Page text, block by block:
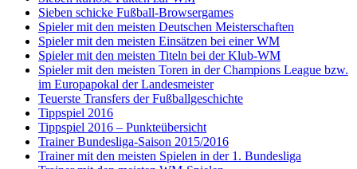
Sieben schicke Fußball-Browsergames
Spieler mit den meisten Deutschen Meisterschaften
Spieler mit den meisten Einsätzen bei einer WM
Spieler mit den meisten Titeln bei der Klub-WM
Spieler mit den meisten Toren in der Champions League bzw.
im Europapokal der Landesmeister
Teuerste Transfers der Fußballgeschichte
Tippspiel 2016
Tippspiel 2016 – Punkteübersicht
Trainer Bundesliga-Saison 2015/2016
Trainer mit den meisten Spielen in der 1. Bundesliga